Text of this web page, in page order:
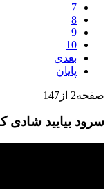
7
8
9
10
بعدی
پایان
صفحه2 از147
سرود بیایید شادی